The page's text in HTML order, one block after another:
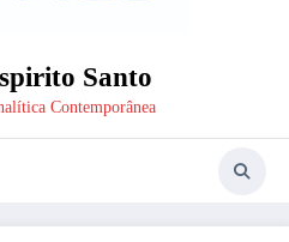
Santo
Contemporânea